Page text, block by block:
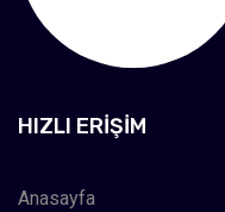
HIZLI ERIŞIM
Anasayfa